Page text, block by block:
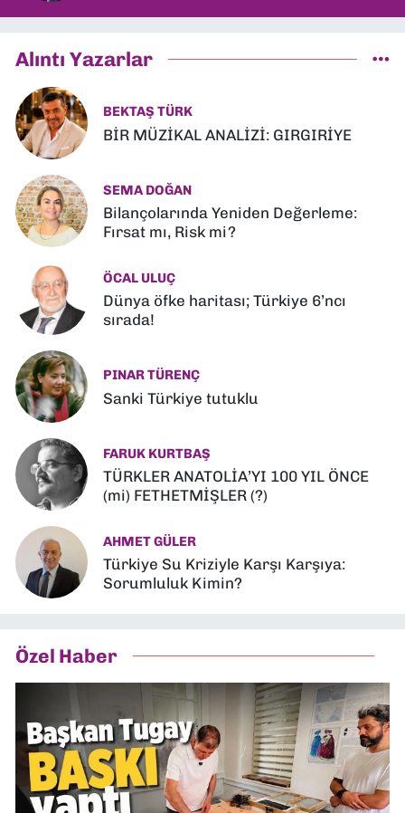
Alıntı Yazarlar
BEKTAŞ TÜRK
BİR MÜZİKAL ANALİZİ: GIRGIRİYE
SEMA DOĞAN
Bilançolarında Yeniden Değerleme:
Fırsat mı, Risk mi?
ÖCAL ULUÇ
Dünya öfke haritası; Türkiye 6’ncı
sırada!
PINAR TÜRENÇ
Sanki Türkiye tutuklu
FARUK KURTBAŞ
TÜRKLER ANATOLİA’YI 100 YIL ÖNCE
(mi) FETHETMİŞLER (?)
AHMET GÜLER
Türkiye Su Kriziyle Karşı Karşıya:
Sorumluluk Kimin?
Özel Haber